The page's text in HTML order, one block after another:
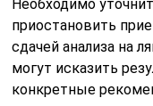
Необходимо
приостановить
сдачей анализа на
могут исказить
конкретные